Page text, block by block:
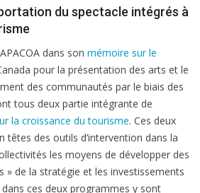
du spectacle intégrés à
dans son mémoire sur le
pour la présentation des arts et le
des communautés par le biais des
tous deux partie intégrante de
la croissance du tourisme. Ces deux
têtes des outils d’intervention dans la
les moyens de développer des
» de la stratégie et les investissements
ces deux programmes y sont